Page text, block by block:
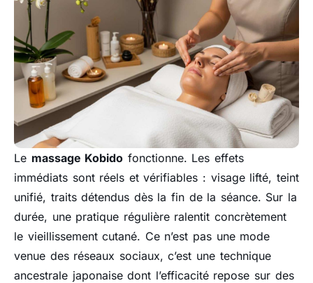
Le massage Kobido fonctionne. Les effets
immédiats sont réels et vérifiables : visage lifté, teint
unifié, traits détendus dès la fin de la séance. Sur la
durée, une pratique régulière ralentit concrètement
le vieillissement cutané. Ce n’est pas une mode
venue des réseaux sociaux, c’est une technique
ancestrale japonaise dont l’efficacité repose sur des